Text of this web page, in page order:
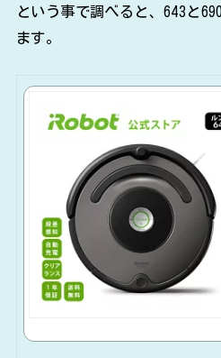
という事で調べると、643と
ます。